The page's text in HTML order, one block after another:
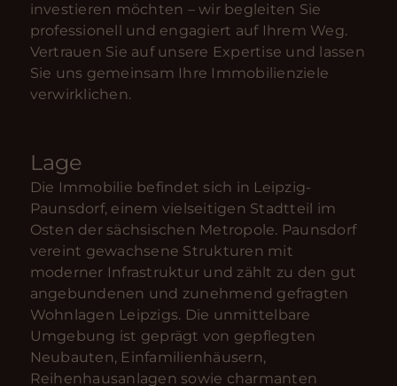
investieren möchten – wir begleiten Sie
professionell und engagiert auf Ihrem Weg.
Vertrauen Sie auf unsere Expertise und lassen
Sie uns gemeinsam Ihre Immobilienziele
verwirklichen.
Lage
Die Immobilie befindet sich in Leipzig-
Paunsdorf, einem vielseitigen Stadtteil im
Osten der sächsischen Metropole. Paunsdorf
vereint gewachsene Strukturen mit
moderner Infrastruktur und zählt zu den gut
angebundenen und zunehmend gefragten
Wohnlagen Leipzigs. Die unmittelbare
Umgebung ist geprägt von gepflegten
Neubauten, Einfamilienhäusern,
Reihenhausanlagen sowie charmanten